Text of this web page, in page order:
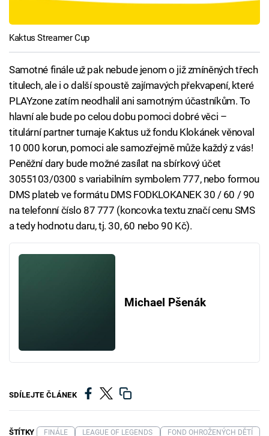
Kaktus Streamer Cup
Samotné finále už pak nebude jenom o již zmíněných třech
titulech, ale i o další spoustě zajímavých překvapení, které
PLAYzone zatím neodhalil ani samotným účastníkům. To
hlavní ale bude po celou dobu pomoci dobré věci –
titulární partner turnaje Kaktus už fondu Klokánek věnoval
10 000 korun, pomoci ale samozřejmě může každý z vás!
Peněžní dary bude možné zasílat na sbírkový účet
3055103/0300 s variabilním symbolem 777, nebo formou
DMS plateb ve formátu DMS FODKLOKANEK 30 / 60 / 90
na telefonní číslo 87 777 (koncovka textu značí cenu SMS
a tedy hodnotu daru, tj. 30, 60 nebo 90 Kč).
Michael Pšenák
SDÍLEJTE ČLÁNEK
ŠTÍTKY FINÁLE LEAGUE OF LEGENDS FOND OHROŽENÝCH DĚTÍ